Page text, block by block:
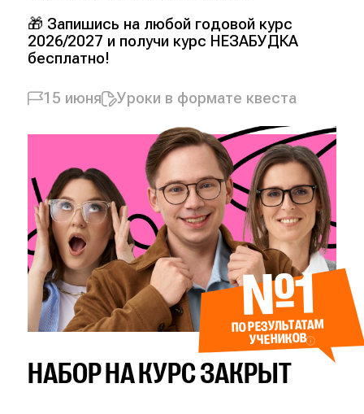
🎁 Запишись на любой годовой курс
2026/2027 и получи курс НЕЗАБУДКА
бесплатно!
15 июня Уроки в формате квеста
№1
ПО РЕЗУЛЬТАТАМ
УЧЕНИКОВ
НАБОР НА КУРС ЗАКРЫТ